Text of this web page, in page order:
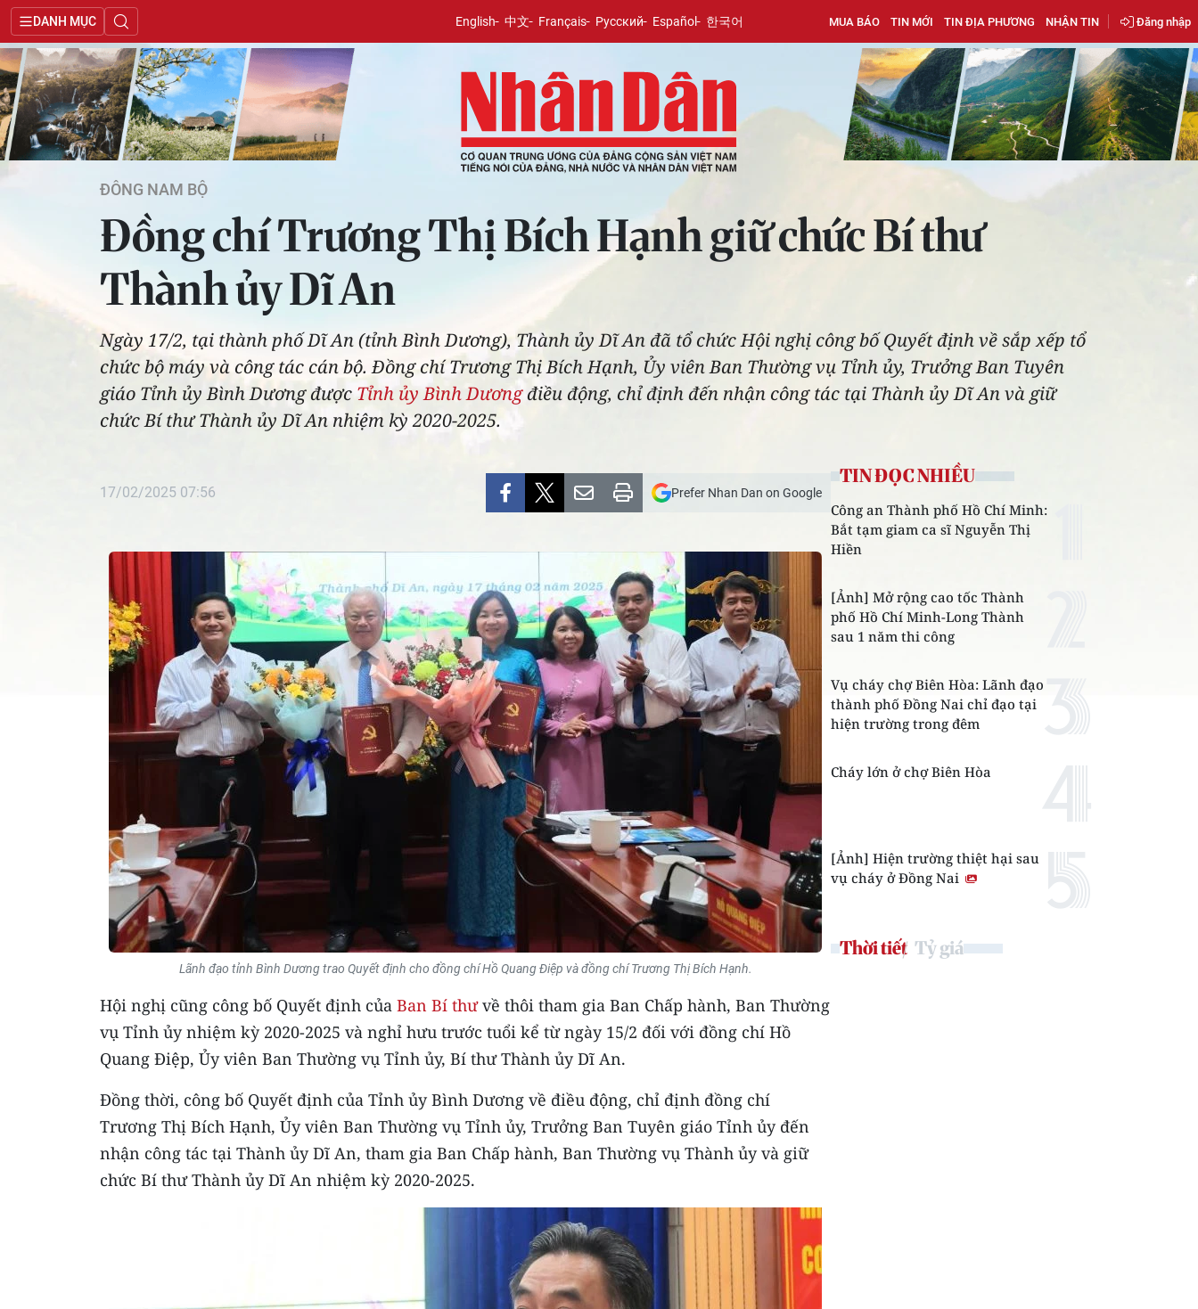
DANH MỤC English 中文 Français Русский Español 한국어 MUA BÁO TIN MỚI TIN ĐỊA PHƯƠNG NHẬN TIN Đăng nhập
ĐÔNG NAM BỘ
Đồng chí Trương Thị Bích Hạnh giữ chức Bí thư
Thành ủy Dĩ An
Ngày 17/2, tại thành phố Dĩ An (tỉnh Bình Dương), Thành ủy Dĩ An đã tổ chức Hội nghị công bố Quyết định về sắp xếp tổ
chức bộ máy và công tác cán bộ. Đồng chí Trương Thị Bích Hạnh, Ủy viên Ban Thường vụ Tỉnh ủy, Trưởng Ban Tuyên
giáo Tỉnh ủy Bình Dương được Tỉnh ủy Bình Dươngđiều động, chỉ định đến nhận công tác tại Thành ủy Dĩ An và giữ
chức Bí thư Thành ủy Dĩ An nhiệm kỳ 2020-2025.
17/02/2025 07:56 Prefer Nhan Dan on Google
Lãnh đạo tỉnh Bình Dương trao Quyết định cho đồng chí Hồ Quang Điệp và đồng chí Trương Thị Bích Hạnh.
Hội nghị cũng công bố Quyết định của Ban Bí thưvề thôi tham gia Ban Chấp hành, Ban Thường
vụ Tỉnh ủy nhiệm kỳ 2020-2025 và nghỉ hưu trước tuổi kể từ ngày 15/2 đối với đồng chí Hồ
Quang Điệp, Ủy viên Ban Thường vụ Tỉnh ủy, Bí thư Thành ủy Dĩ An.
Đồng thời, công bố Quyết định của Tỉnh ủy Bình Dương về điều động, chỉ định đồng chí
Trương Thị Bích Hạnh, Ủy viên Ban Thường vụ Tỉnh ủy, Trưởng Ban Tuyên giáo Tỉnh ủy đến
nhận công tác tại Thành ủy Dĩ An, tham gia Ban Chấp hành, Ban Thường vụ Thành ủy và giữ
chức Bí thư Thành ủy Dĩ An nhiệm kỳ 2020-2025.
TIN ĐỌC NHIỀU
Công an Thành phố Hồ Chí Minh:
Bắt tạm giam ca sĩ Nguyễn Thị
Hiền
[Ảnh] Mở rộng cao tốc Thành
phố Hồ Chí Minh-Long Thành
sau 1 năm thi công
Vụ cháy chợ Biên Hòa: Lãnh đạo
thành phố Đồng Nai chỉ đạo tại
hiện trường trong đêm
Cháy lớn ở chợ Biên Hòa
[Ảnh] Hiện trường thiệt hại sau
vụ cháy ở Đồng Nai
Thời tiết Tỷ giá